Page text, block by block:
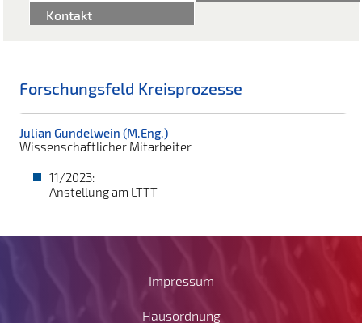
Kontakt
Forschungsfeld Kreisprozesse
Julian Gundelwein (M.Eng.)
Wissenschaftlicher Mitarbeiter
11/2023:
Anstellung am LTTT
Impressum
Hausordnung